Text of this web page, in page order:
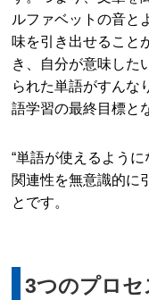
ルファベットの音と
味を引き出せること
き、自分が意味した
られた単語がすんな
語学習の最終目標と
“単語が使えるよう
関連性を無意識的に
とです。
3つのプロ